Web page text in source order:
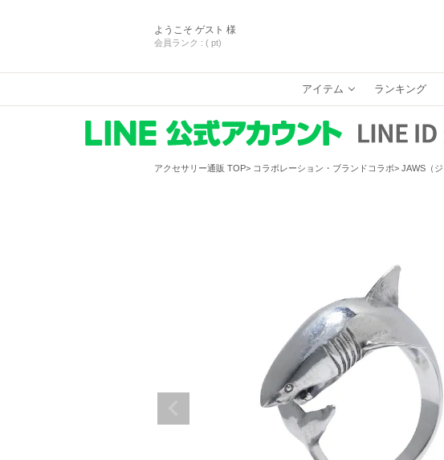
ようこそ ゲスト 様
会員ランク : ( pt)
アイテム ランキング
アクセサリー通販 TOP コラボレーション・ブランドコラボ JAWS（ジ